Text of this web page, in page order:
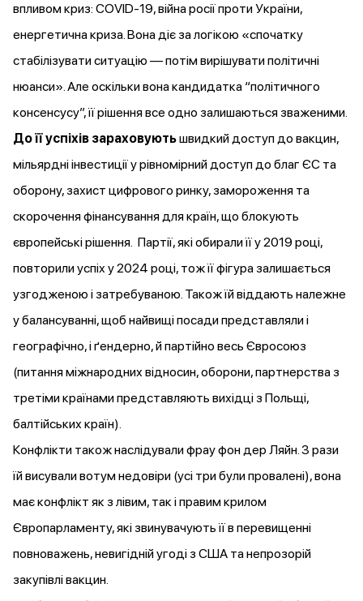
впливом криз: COVID-19, війна росії проти України,
енергетична криза. Вона діє за логікою «спочатку
стабілізувати ситуацію — потім вирішувати політичні
нюанси». Але оскільки вона кандидатка “політичного
консенсусу”, її рішення все одно залишаються зваженими.
До її успіхів зараховуютьшвидкий доступ до вакцин,
мільярдні інвестиції у рівномірний доступ до благ ЄС та
оборону, захист цифрового ринку, замороження та
скорочення фінансування для країн, що блокують
європейські рішення. Партії, які обирали її у 2019 році,
повторили успіх у 2024 році, тож її фігура залишається
узгодженою і затребуваною. Також їй віддають належне
у балансуванні, щоб найвищі посади представляли і
географічно, і ґендерно, й партійно весь Євросоюз
(питання міжнародних відносин, оборони, партнерства з
третіми країнами представляють вихідці з Польщі,
балтійських країн).
Конфлікти також наслідували фрау фон дер Ляйн. 3 рази
їйвисуваливотум недовіри (усі три були провалені), вона
має конфлікт як з лівим, так і правим крилом
Європарламенту, які звинувачують її в перевищенні
повноважень, невигідній угоді з США та непрозорій
закупівлі вакцин.